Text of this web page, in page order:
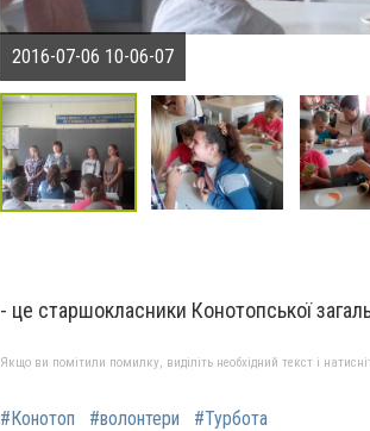
2016-07-06 10-06-07
- це старшокласники Конотопської
Якщо ви помітили помилку, виділіть необхідний текст і
#Конотоп #волонтери #Турбота